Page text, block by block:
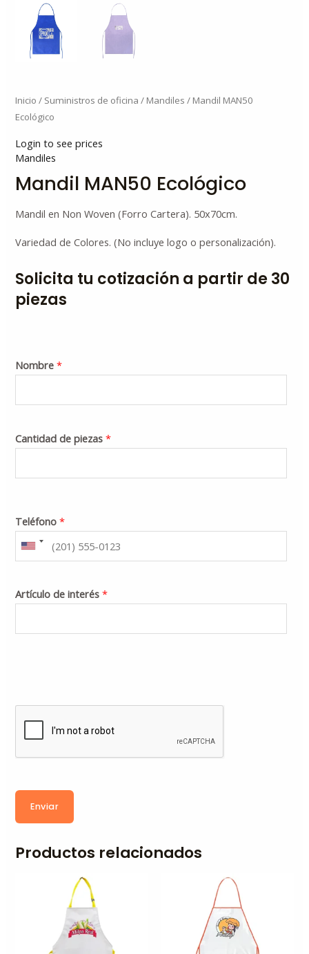
Inicio / Suministros de oficina / Mandiles / Mandil MAN50
Ecológico
Login to see prices
Mandiles
Mandil MAN50 Ecológico
Mandil en Non Woven (Forro Cartera). 50x70cm.
Variedad de Colores. (No incluye logo o personalización).
Solicita tu cotización a partir de 30
piezas
Nombre*
Cantidad de piezas*
Teléfono*
Artículo de interés*
Enviar
Productos relacionados